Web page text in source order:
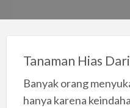
Tanaman Hias
Banyak orang
hanya karena